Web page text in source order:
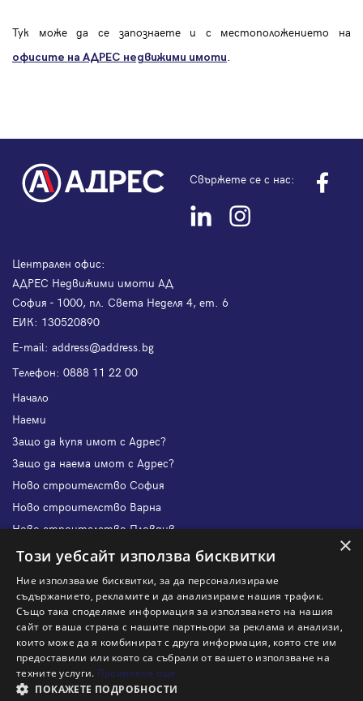
Тук може да се запознаете и с местоположението на
офисите на АДРЕС недвижими имоти.
Свържете се с нас:
Централен офис:
АДРЕС Недвижими имоти АД
София - 1000, пл. Света Неделя 4, ет. 6
ЕИК: 130520890
Е-mail: address@address.bg
Телефон: 0888 11 22 00
Начало
Наеми
Защо да купя имот с Адрес?
Защо да наема имот с Адрес?
Ново строителство София
Ново строителство Варна
Ново строителство Пловдив
Ново строителство Бургас
Защо да отдам имот с Адрес?
Наши офиси
Кариери
Кои сме ние?
Франчайз
×
Този уебсайт използва бисквитки
Ние използваме бисквитки, за да персонализираме
съдържанието, рекламите и да анализираме нашия трафик.
Също така споделяме информация за използването на нашия
сайт от ваша страна с нашите партньори за реклама и анализи,
които може да я комбинират с друга информация, която сте им
предоставили или която са събрали от вашето използване на
техните услуги. Прочетете още
ПОКАЖЕТЕ ПОДРОБНОСТИ